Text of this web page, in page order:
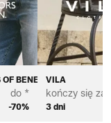
BENETTON
do *
-70%
VILA
kończy się za
3 dni